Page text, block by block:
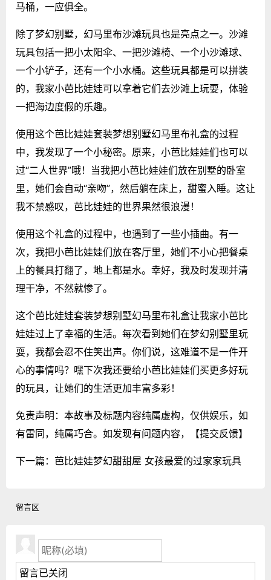
马桶，一应俱全。
除了梦幻别墅，幻马里布沙滩玩具也是亮点之一。沙滩
玩具包括一把小太阳伞、一把沙滩椅、一个小沙滩球、
一个小铲子，还有一个小水桶。这些玩具都是可以拼装
的，我家小芭比娃娃可以拿着它们去沙滩上玩耍，体验
一把海边度假的乐趣。
使用这个芭比娃娃套装梦想别墅幻马里布礼盒的过程
中，我发现了一个小秘密。原来，小芭比娃娃们也可以
过“二人世界”哦！当我把小芭比娃娃们放在别墅的卧室
里，她们会自动“亲吻”，然后躺在床上，甜蜜入睡。这让
我不禁感叹，芭比娃娃的世界果然很浪漫！
使用这个礼盒的过程中，也遇到了一些小插曲。有一
次，我把小芭比娃娃们放在客厅里，她们不小心把餐桌
上的餐具打翻了，地上都是水。幸好，我及时发现并清
理干净，不然就惨了。
这个芭比娃娃套装梦想别墅幻马里布礼盒让我家小芭比
娃娃过上了幸福的生活。每次看到她们在梦幻别墅里玩
耍，我都会忍不住笑出声。你们说，这难道不是一件开
心的事情吗？嘿下次我还要给小芭比娃娃们买更多好玩
的玩具，让她们的生活更加丰富多彩！
免责声明：本故事及标题内容纯属虚构，仅供娱乐，如
有雷同，纯属巧合。如发现有问题内容，
【提交反馈】
下一篇： 芭比娃娃梦幻甜甜屋 女孩最爱的过家家玩具
留言区